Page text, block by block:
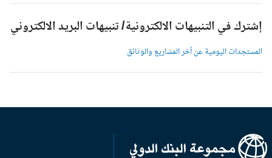
إشترك في التنبيهات الالكترونية/ تنبيهات البريد الالكتروني
المستجدات اليومية عن آخر المشاريع والوثائق